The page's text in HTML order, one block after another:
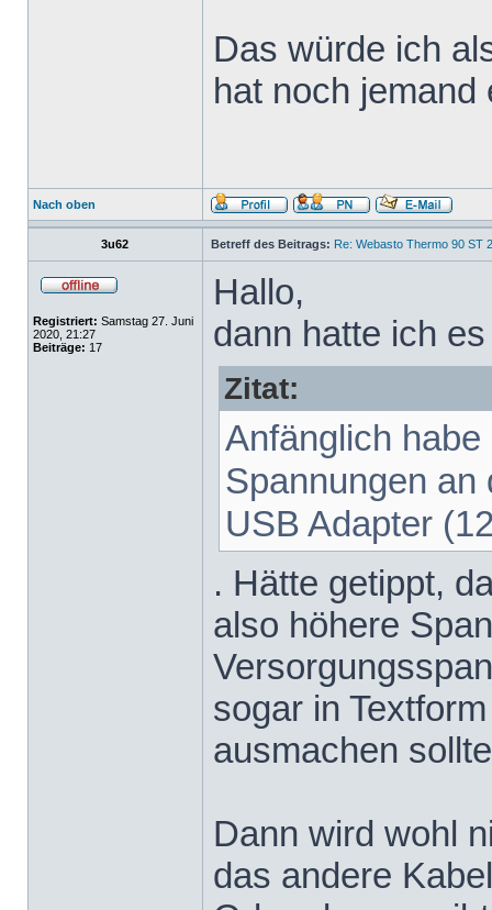
Das würde ich
hat noch
Nach oben
3u62 Betreff des Beitrags: Re: Webasto Thermo 90 ST
Registriert: Samstag 27. Juni
2020, 21:27
Beiträge: 17
Hallo,
dann hatte ich
Zitat:
Anfänglich
Spannungen an
USB Adapter
. Hätte getippt,
also höhere
sogar in
ausmachen
Dann wird wohl
das andere